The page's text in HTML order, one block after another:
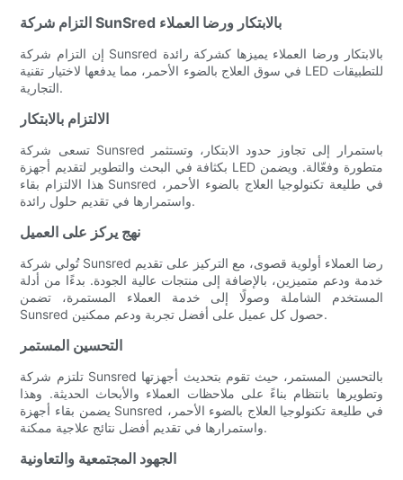
التزام شركة SunSred بالابتكار ورضا العملاء
إن التزام شركة Sunsred بالابتكار ورضا العملاء يميزها كشركة رائدة
في سوق العلاج بالضوء الأحمر، مما يدفعها لاختيار تقنية LED للتطبيقات
التجارية.
الالتزام بالابتكار
تسعى شركة Sunsred باستمرار إلى تجاوز حدود الابتكار، وتستثمر
بكثافة في البحث والتطوير لتقديم أجهزة LED متطورة وفعّالة. ويضمن
هذا الالتزام بقاء Sunsred في طليعة تكنولوجيا العلاج بالضوء الأحمر،
واستمرارها في تقديم حلول رائدة.
نهج يركز على العميل
تُولي شركة Sunsred رضا العملاء أولوية قصوى، مع التركيز على تقديم
خدمة ودعم متميزين، بالإضافة إلى منتجات عالية الجودة. بدءًا من أدلة
المستخدم الشاملة وصولًا إلى خدمة العملاء المستمرة، تضمن
Sunsred حصول كل عميل على أفضل تجربة ودعم ممكنين.
التحسين المستمر
تلتزم شركة Sunsred بالتحسين المستمر، حيث تقوم بتحديث أجهزتها
وتطويرها بانتظام بناءً على ملاحظات العملاء والأبحاث الحديثة. وهذا
يضمن بقاء أجهزة Sunsred في طليعة تكنولوجيا العلاج بالضوء الأحمر،
واستمرارها في تقديم أفضل نتائج علاجية ممكنة.
الجهود المجتمعية والتعاونية